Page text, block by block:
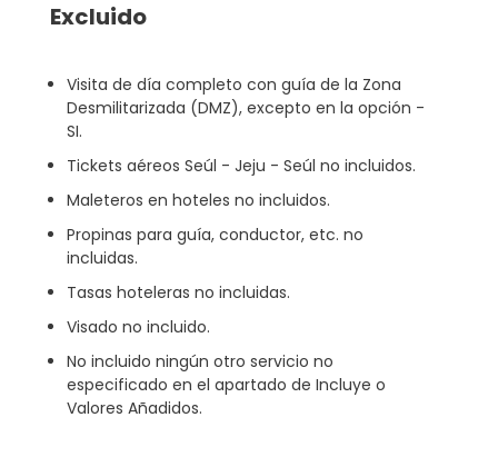
Excluido
Visita de día completo con guía de la Zona
Desmilitarizada (DMZ), excepto en la opción -
SI.
Tickets aéreos Seúl - Jeju - Seúl no incluidos.
Maleteros en hoteles no incluidos.
Propinas para guía, conductor, etc. no
incluidas.
Tasas hoteleras no incluidas.
Visado no incluido.
No incluido ningún otro servicio no
especificado en el apartado de Incluye o
Valores Añadidos.